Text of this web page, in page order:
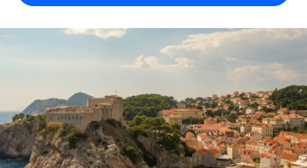
globalmente
Perguntar a um especialista
Obtenha apoio especializado em RH e
conformidade globais
TORNE-SE NOSSO PARCEIRO
Parceiros tecnológicos estratégicos
Integre os RH globais na sua plataforma de forma
CASE STUDIES
Nederlands
Deutsch
Español
Italiano
Início de sessão